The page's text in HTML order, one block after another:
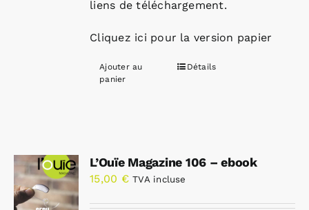
liens de téléchargement.
Cliquez ici pour la version papier
Ajouter au
panier
Détails
L’Ouïe Magazine 106 – ebook
15,00 € TVA incluse